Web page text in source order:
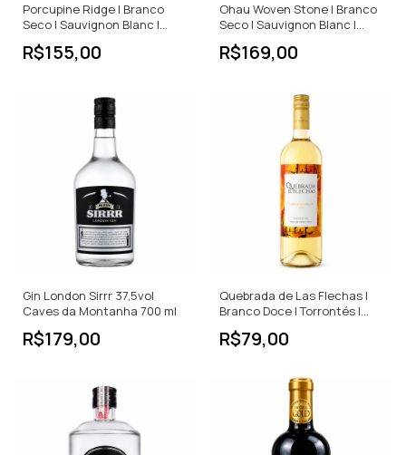
Porcupine Ridge | Branco
Seco | Sauvignon Blanc |
África do Sul | 750ml
R$155,00
Ohau Woven Stone | Branco
Seco | Sauvignon Blanc |
Nova Zelândia | 750ml
R$169,00
Gin London Sirrr 37,5vol
Caves da Montanha 700 ml
R$179,00
Quebrada de Las Flechas |
Branco Doce | Torrontés |
R$79,00